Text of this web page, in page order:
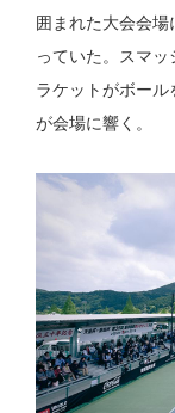
囲まれた大会会場
っていた。スマッ
ラケットがボー
が会場に響く。